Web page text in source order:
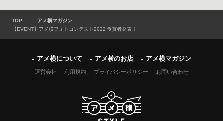
TOP
アメ横マガジン
【EVENT】アメ横フォトコンテスト2022 受賞者発表！
アメ横について アメ横のお店 アメ横マガジン
運営会社 利用規約 プライバシーポリシー お問い合わせ